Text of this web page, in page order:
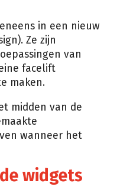
in een nieuw
Ze zijn
van
facelift
maken.
midden van de
wanneer het
widgets